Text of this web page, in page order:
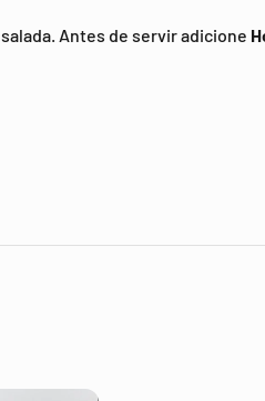
Antes de servir adicione